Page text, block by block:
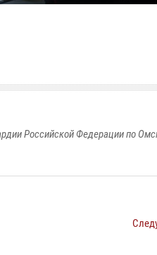
Российской Федерации по